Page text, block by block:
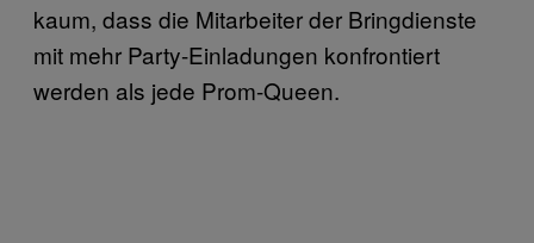
kaum, dass die Mitarbeiter der Bringdienste
mit mehr Party-Einladungen konfrontiert
werden als jede Prom-Queen.